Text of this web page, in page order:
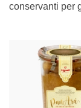
conservanti per